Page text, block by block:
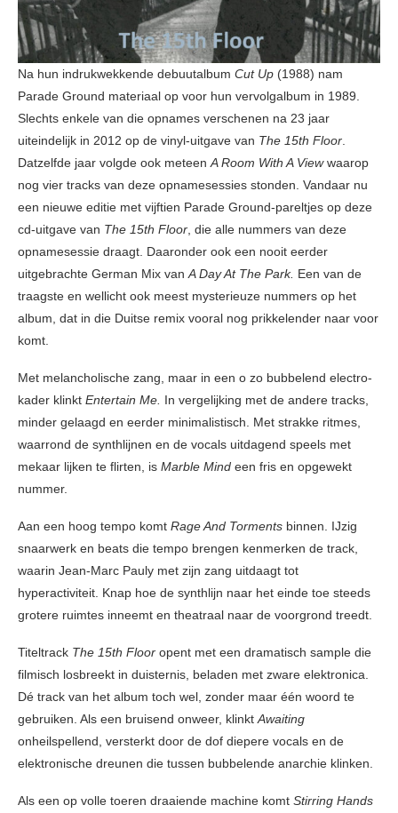
Na hun indrukwekkende debuutalbum Cut Up (1988) nam
Parade Ground materiaal op voor hun vervolgalbum in 1989.
Slechts enkele van die opnames verschenen na 23 jaar
uiteindelijk in 2012 op de vinyl-uitgave van The 15th Floor.
Datzelfde jaar volgde ook meteenA Room With A Viewwaarop
nog vier tracks van deze opnamesessies stonden. Vandaar nu
een nieuwe editie met vijftien Parade Ground-pareltjes op deze
cd-uitgave van The 15th Floor, die alle nummers van deze
opnamesessie draagt. Daaronder ook een nooit eerder
uitgebrachte German Mix vanA Day At The Park. Een van de
traagste en wellicht ook meest mysterieuze nummers op het
album, dat in die Duitse remix vooral nog prikkelender naar voor
komt.
Met melancholische zang, maar in een o zo bubbelend electro-
kader klinkt Entertain Me. In vergelijking met de andere tracks,
minder gelaagd en eerder minimalistisch. Met strakke ritmes,
waarrond de synthlijnen en de vocals uitdagend speels met
mekaar lijken te flirten, is Marble Mind een fris en opgewekt
nummer.
Aan een hoog tempo komt Rage And Torments binnen. IJzig
snaarwerk en beats die tempo brengen kenmerken de track,
waarin Jean-Marc Pauly met zijn zang uitdaagt tot
hyperactiviteit. Knap hoe de synthlijn naar het einde toe steeds
grotere ruimtes inneemt en theatraal naar de voorgrond treedt.
Titeltrack The 15th Floor opent met een dramatisch sample die
filmisch losbreekt in duisternis, beladen met zware elektronica.
Dé track van het album toch wel, zonder maar één woord te
gebruiken. Als een bruisend onweer, klinktAwaiting
onheilspellend, versterkt door de dof diepere vocals en de
elektronische dreunen die tussen bubbelende anarchie klinken.
Als een op volle toeren draaiende machine komt Stirring Hands